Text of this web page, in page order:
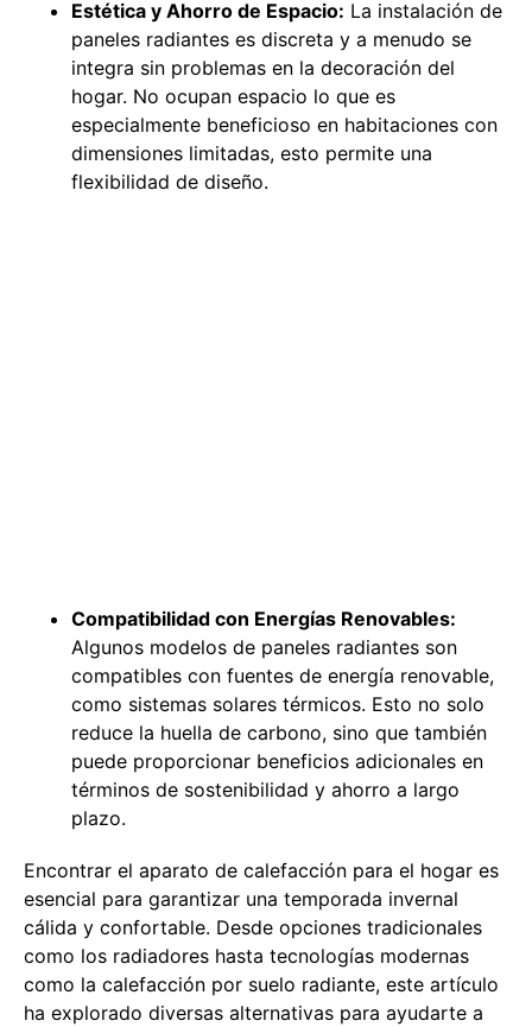
Estética y Ahorro de Espacio: La instalación de
paneles radiantes es discreta y a menudo se
integra sin problemas en la decoración del
hogar. No ocupan espacio lo que es
especialmente beneficioso en habitaciones con
dimensiones limitadas, esto permite una
flexibilidad de diseño.
Compatibilidad con Energías Renovables:
Algunos modelos de paneles radiantes son
compatibles con fuentes de energía renovable,
como sistemas solares térmicos. Esto no solo
reduce la huella de carbono, sino que también
puede proporcionar beneficios adicionales en
términos de sostenibilidad y ahorro a largo
plazo.
Encontrar el aparato de calefacción para el hogar es
esencial para garantizar una temporada invernal
cálida y confortable. Desde opciones tradicionales
como los radiadores hasta tecnologías modernas
como la calefacción por suelo radiante, este artículo
ha explorado diversas alternativas para ayudarte a